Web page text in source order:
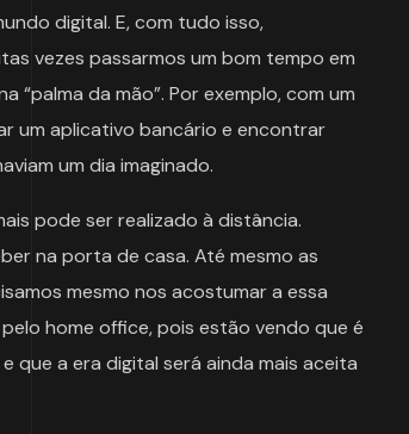
digital. E, com tudo isso,
vezes passarmos um bom tempo em
“palma da mão”. Por exemplo, com um
um aplicativo bancário e encontrar
um dia imaginado.
pode ser realizado à distância.
na porta de casa. Até mesmo as
mesmo nos acostumar a essa
home office, pois estão vendo que é
que a era digital será ainda mais aceita